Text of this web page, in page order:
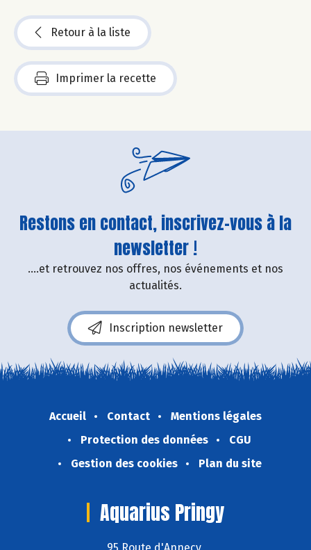
Retour à la liste
Imprimer la recette
Restons en contact, inscrivez-vous à la
newsletter !
....et retrouvez nos offres, nos événements et nos
actualités.
Inscription newsletter
Accueil Contact
Mentions légales
Protection des données
CGU
Gestion des cookies
Plan du site
Aquarius Pringy